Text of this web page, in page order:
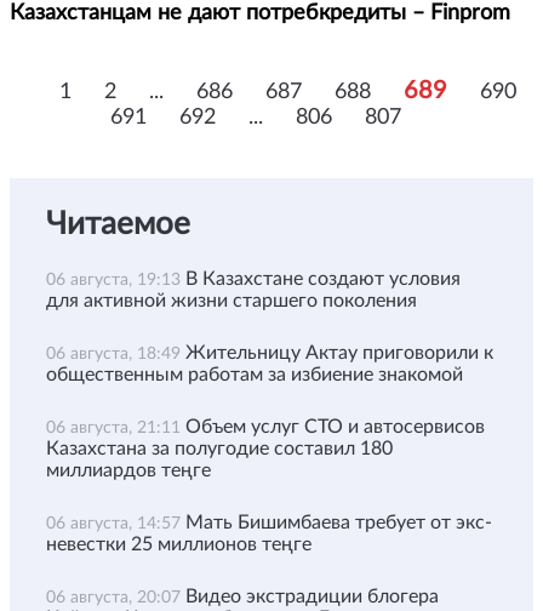
Казахстанцам не дают потребкредиты – Finprom
1 2 ... 686 687 688 689
690
691
692 ... 806 807
Читаемое
06 августа, 19:13 В Казахстане создают условия
для активной жизни старшего поколения
06 августа, 18:49 Жительницу Актау приговорили к
общественным работам за избиение знакомой
06 августа, 21:11 Объем услуг СТО и автосервисов
Казахстана за полугодие составил 180
миллиардов теңге
06 августа, 14:57 Мать Бишимбаева требует от экс-
невестки 25 миллионов теңге
06 августа, 20:07 Видео экстрадиции блогера